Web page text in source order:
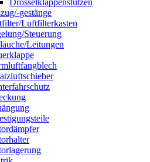
Drosselklappenstutzen
gestänge
Luftfilterkasten
Steuerung
Leitungen